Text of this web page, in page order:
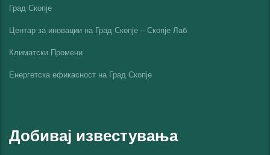
Град Скопје
Центар за иновации на Град Скопје – Скопје Лаб
Климатски Промени
Енергетска ефикасност на Град Скопјe
Добивај известувања